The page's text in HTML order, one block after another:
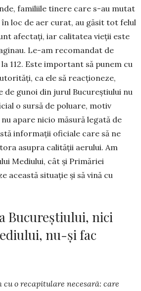
familiile tinere care s-au mutat
loc de aer curat, au găsit tot felul
afectați, iar calitatea vieții este
Le-am reco­man­dat de
112. Este important să punem cu
ca ele să reacționeze,
gunoi din jurul Bucureștiului nu
o sursă de poluare, motiv
apare nicio măsură legată de
informații oficiale care să ne
asupra calității aerului. Am
Mediului, cât și Primăriei
această situație și să vină cu
Bucureștiului, nici
nu-și fac
cu o recapitulare necesară: care